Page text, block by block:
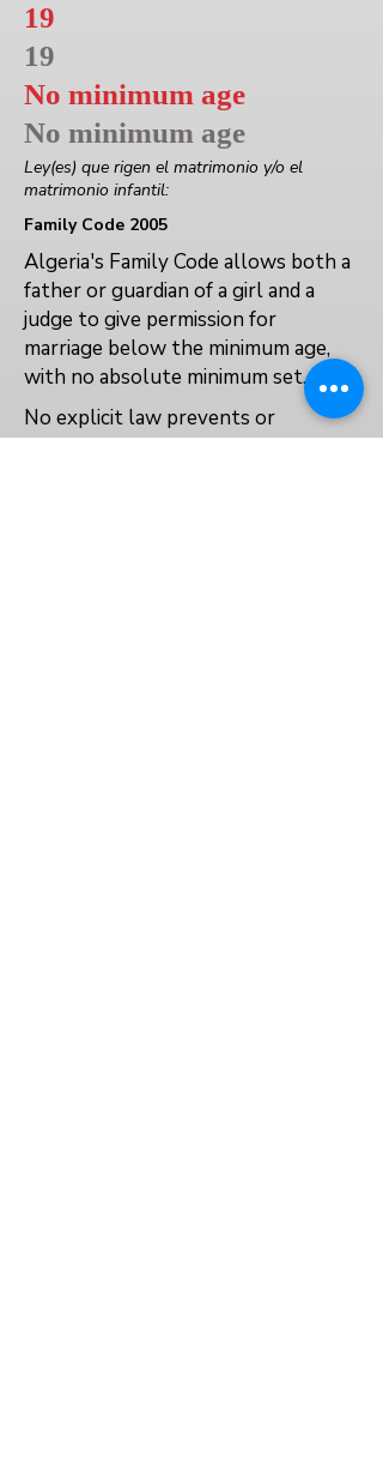
19
19
No minimum age
No minimum age
Ley(es) que rigen el matrimonio y/o el
matrimonio infantil:
Family Code 2005
Algeria's Family Code allows both a
father or guardian of a girl and a
judge to give permission for
marriage below the minimum age,
with no absolute minimum set.
No explicit law prevents or
protects the right to education for